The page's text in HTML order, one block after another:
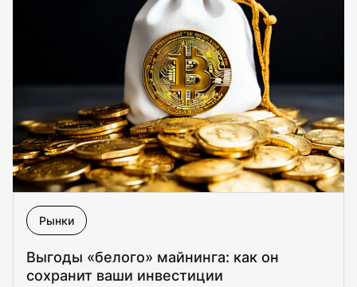
Рынки
Выгоды «белого» майнинга: как он
сохранит ваши инвестиции